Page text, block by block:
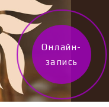
Онлайн-
запись